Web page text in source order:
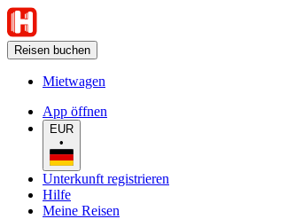
Reisen buchen
Mietwagen
App öffnen
EUR
•
Unterkunft registrieren
Hilfe
Meine Reisen